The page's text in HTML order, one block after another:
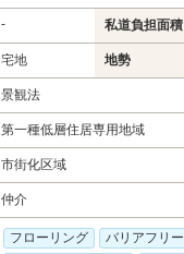
- 私道負担面積
宅地 地勢
景観法
第一種低層住居専用地域
市街化区域
仲介
フローリング バリアフリー